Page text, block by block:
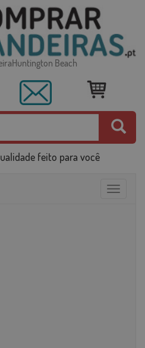
Beach
feito para você
Toggle